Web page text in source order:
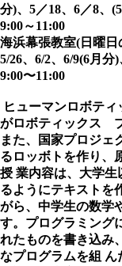
分)、5／18、6／8、
9:00～11:00
海浜幕張教室(日曜日
5/26、6/2、6/9(6月分
9:00〜11:00
ヒューマンロボテ
がロボティックス
また、国家プロジェ
るロッボトを作り、
授 業内容は、大学
るようにテキストを
がら、中学生の数学
す。プログラミング
れたものを書き込み
なプログラムを組 ん